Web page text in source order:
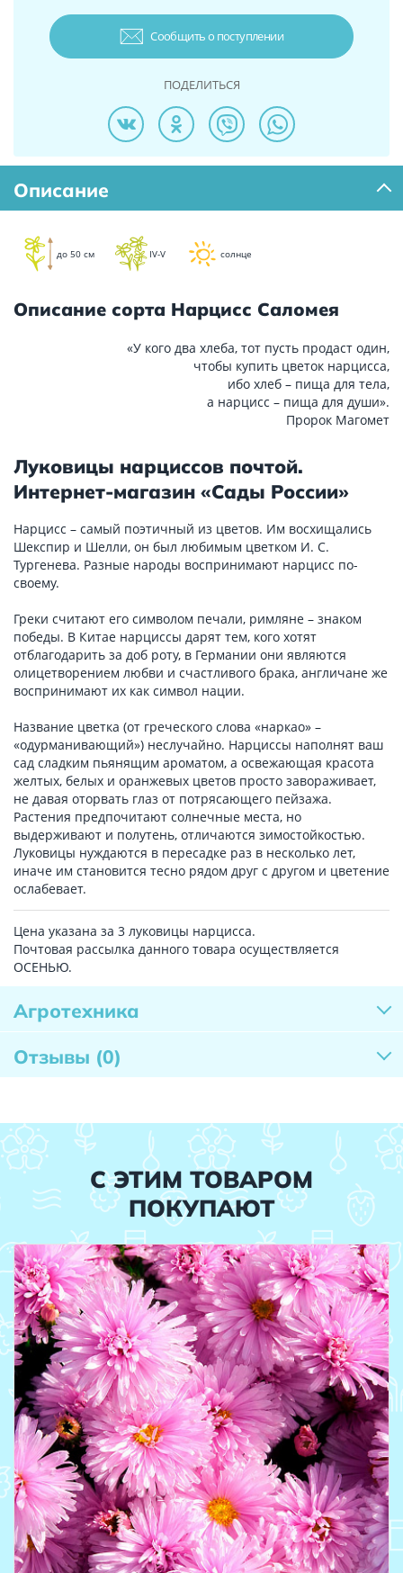
Сообщить о поступлении
ПОДЕЛИТЬСЯ
Описание
до 50 см IV-V солнце
Описание сорта Нарцисс Саломея
«У кого два хлеба, тот пусть продаст один,
чтобы купить цветок нарцисса,
ибо хлеб – пища для тела,
а нарцисс – пища для души».
Пророк Магомет
Луковицы нарциссов почтой.
Интернет-магазин «Сады России»
Нарцисс – самый поэтичный из цветов. Им восхищались
Шекспир и Шелли, он был любимым цветком И. С.
Тургенева. Разные народы воспринимают нарцисс по-
своему.
Греки считают его символом печали, римляне – знаком
победы. В Китае нарциссы дарят тем, кого хотят
отблагодарить за доб роту, в Германии они являются
олицетворением любви и счастливого брака, англичане же
воспринимают их как символ нации.
Название цветка (от греческого слова «наркао» –
«одурманивающий») неслучайно. Нарциссы наполнят ваш
сад сладким пьянящим ароматом, а освежающая красота
желтых, белых и оранжевых цветов просто завораживает,
не давая оторвать глаз от потрясающего пейзажа.
Растения предпочитают солнечные места, но
выдерживают и полутень, отличаются зимостойкостью.
Луковицы нуждаются в пересадке раз в несколько лет,
иначе им становится тесно рядом друг с другом и цветение
ослабевает.
Цена указана за 3 луковицы нарцисса.
Почтовая рассылка данного товара осуществляется
ОСЕНЬЮ.
Агротехника
Отзывы (0)
С ЭТИМ ТОВАРОМ
ПОКУПАЮТ